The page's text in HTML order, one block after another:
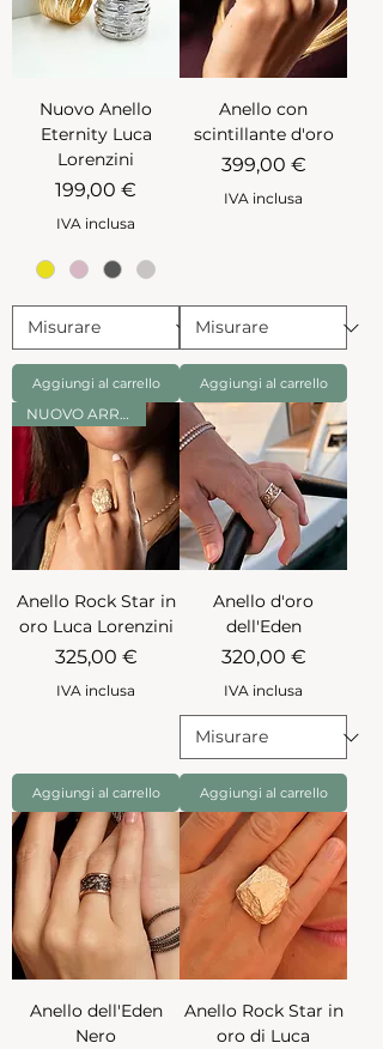
Nuovo Anello
Eternity Luca
Lorenzini
Prezzo
199,00 €
IVA inclusa
Aggiungi al carrello
Anello con
scintillante d'oro
Prezzo
399,00 €
IVA inclusa
Aggiungi al carrello
NUOVO ARRIVO
Anello Rock Star in
oro Luca Lorenzini
Prezzo
325,00 €
IVA inclusa
Aggiungi al carrello
Anello d'oro
dell'Eden
Prezzo
320,00 €
IVA inclusa
Aggiungi al carrello
Anello dell'Eden
Nero
Anello Rock Star in
oro di Luca